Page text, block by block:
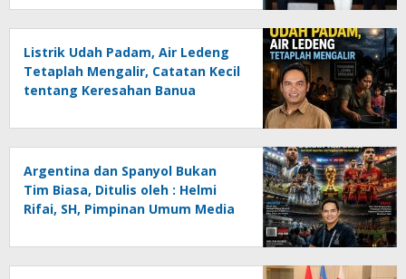
Listrik Udah Padam, Air Ledeng
Tetaplah Mengalir, Catatan Kecil
tentang Keresahan Banua
Ancaman Lingkungan, Oleh :
Helmi Rifai, SH
Argentina dan Spanyol Bukan
Tim Biasa, Ditulis oleh : Helmi
Rifai, SH, Pimpinan Umum Media